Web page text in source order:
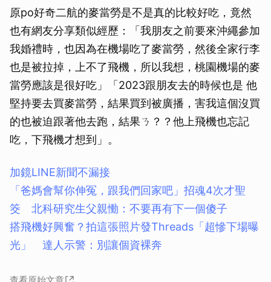
原po好奇二航的麥當勞是不是真的比較好吃，竟然
也有網友分享類似經歷：「我朋友之前要來沖繩參加
我婚禮時，也因為在機場吃了麥當勞，然後全家行李
也是被拉掉，上不了飛機，所以我想，桃園機場的麥
當勞應該是很好吃」「2023跟朋友去的時候也是 他
堅持要去買麥當勞，結果買到被廣播，害我這個沒買
的也被迫跟著他去跑，結果ㄋ？？他上飛機也忘記
吃，下飛機才想到」。
加鏡LINE新聞不漏接
「爸媽會幫你伸冤，跟我們回家吧」招魂4次才聖
筊 北科研究生父親慟：不要再有下一個傻子
搭飛機好興奮？拍這張照片發Threads「超慘下場曝
光」 達人示警：別讓個資裸奔